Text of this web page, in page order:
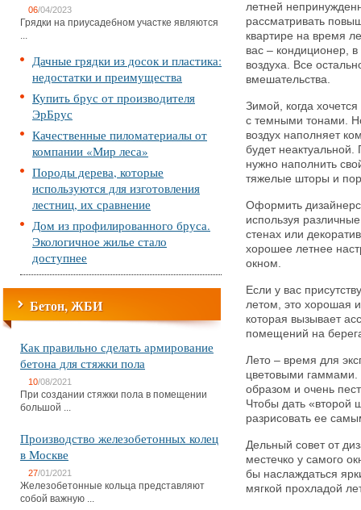
06/04/2023
Грядки на приусадебном участке являются
...
Дачные грядки из досок и пластика:
недостатки и преимущества
Купить брус от производителя
ЭрБрус
Качественные пиломатериалы от
компании «Мир леса»
Породы дерева, которые
используются для изготовления
лестниц, их сравнение
Дом из профилированного бруса.
Экологичное жилье стало
доступнее
Бетон, ЖБИ
Как правильно сделать армирование
бетона для стяжки пола
10/08/2021
При создании стяжки пола в помещении
большой ...
Производство железобетонных колец
в Москве
27/01/2021
Железобетонные кольца представляют
собой важную ...
летней
рассматривать
квартире на время
вас – кондиционер,
воздуха. Все
вмешательства.
Зимой, когда
с темными тонами.
воздух наполняет
будет
нужно наполнить
тяжелые шторы и
Оформить
используя
стенах или
хорошее летнее
окном.
Если у вас
летом, это хорошая
которая вызывает
помещений на
Лето – время для
цветовыми гаммами.
образом и очень
Чтобы дать «второй
разрисовать ее
Дельный совет от
местечко у самого
бы наслаждаться
мягкой прохладой